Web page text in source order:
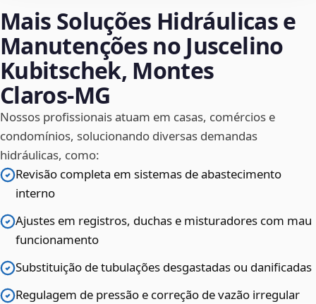
Mais Soluções Hidráulicas e
Manutenções no Juscelino
Kubitschek, Montes
Claros‑MG
Nossos profissionais atuam em casas, comércios e
condomínios, solucionando diversas demandas
hidráulicas, como:
Revisão completa em sistemas de abastecimento
interno
Ajustes em registros, duchas e misturadores com mau
funcionamento
Substituição de tubulações desgastadas ou danificadas
Regulagem de pressão e correção de vazão irregular